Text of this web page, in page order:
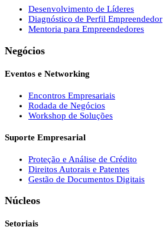
Desenvolvimento de Líderes
Diagnóstico de Perfil Empreendedor
Mentoria para Empreendedores
Negócios
Eventos e Networking
Encontros Empresariais
Rodada de Negócios
Workshop de Soluções
Suporte Empresarial
Proteção e Análise de Crédito
Direitos Autorais e Patentes
Gestão de Documentos Digitais
Núcleos
Setoriais